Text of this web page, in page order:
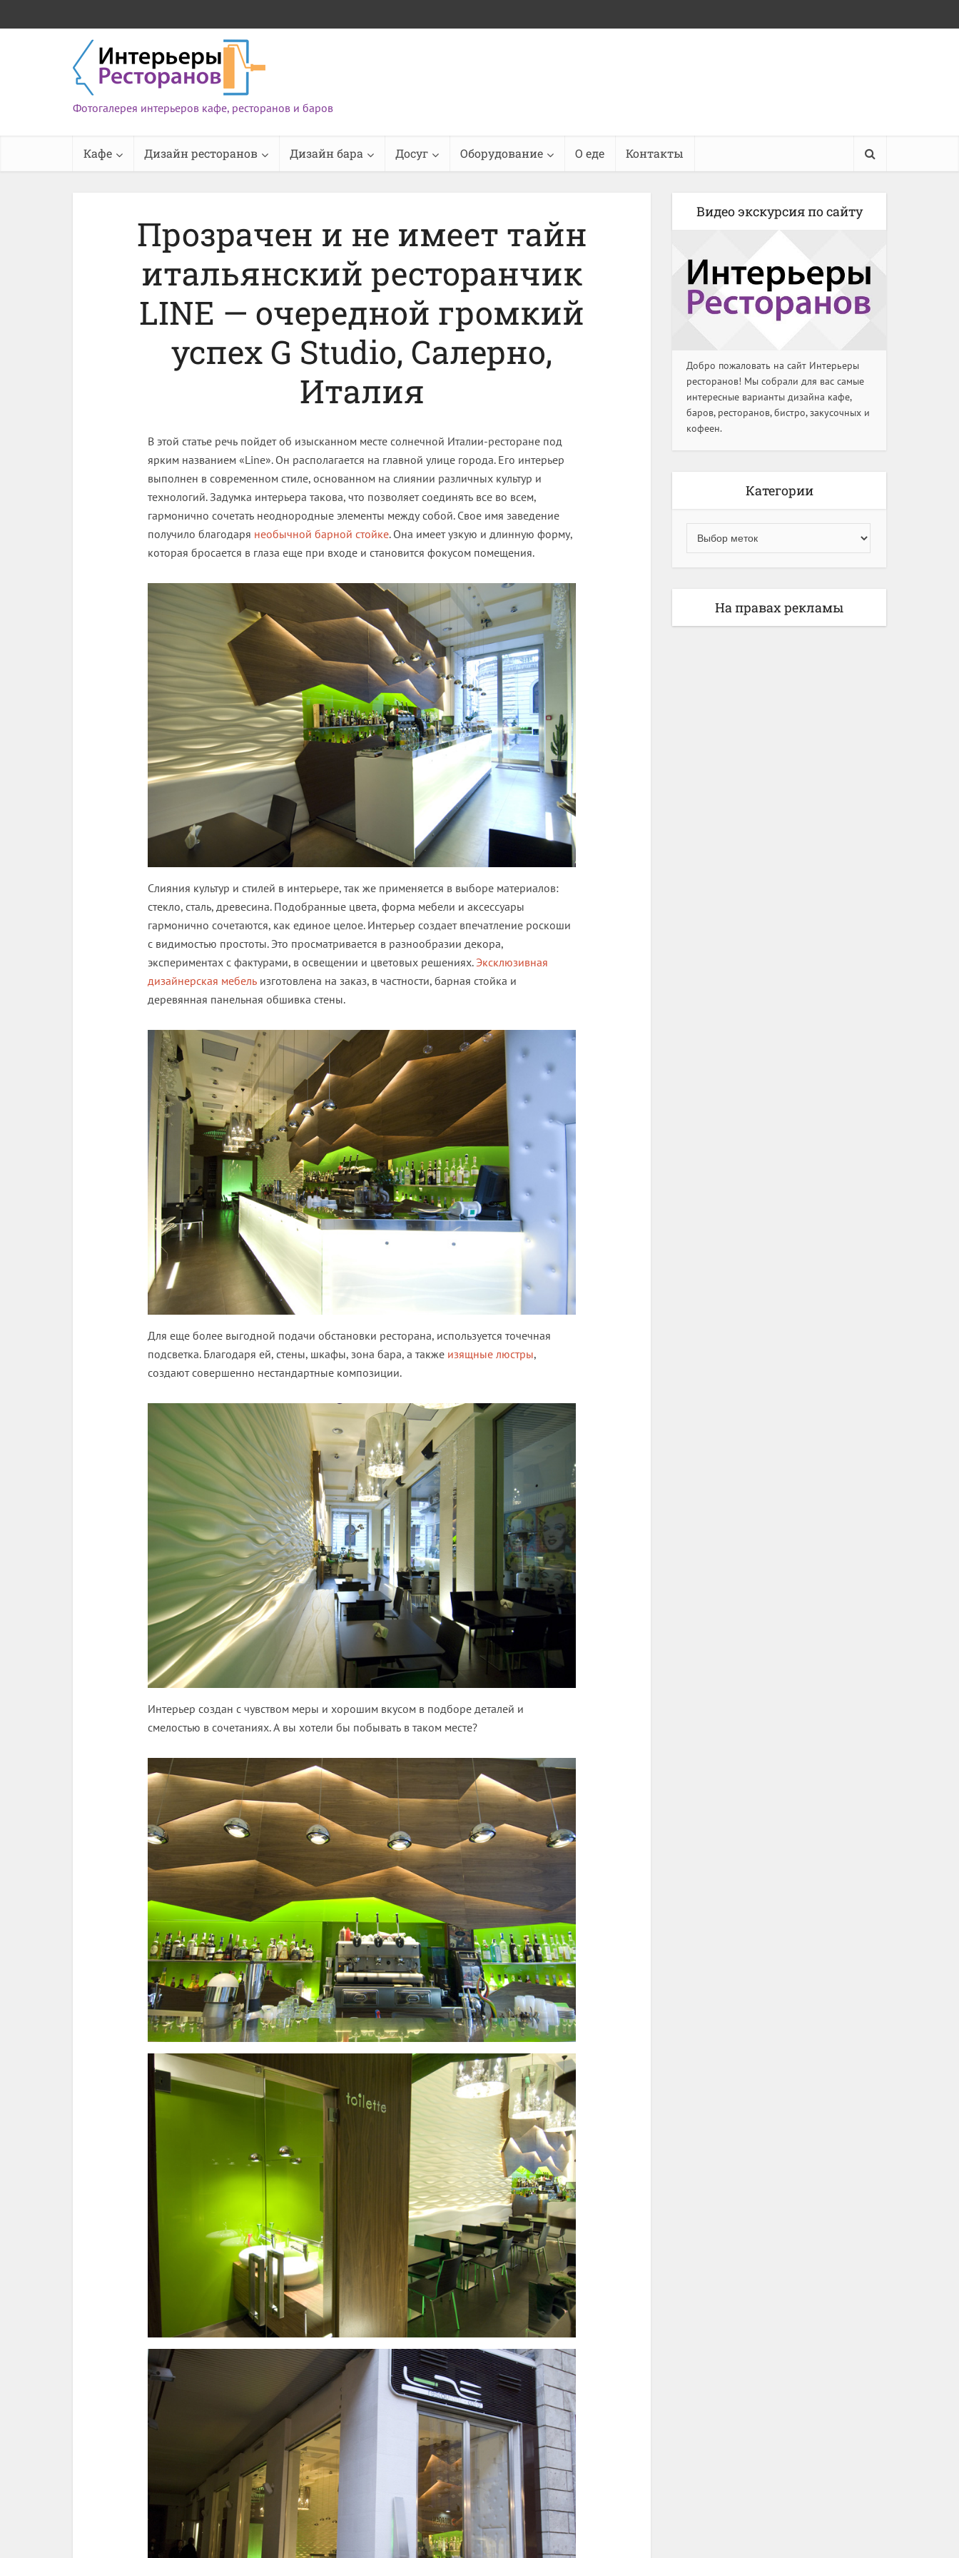
Фотогалерея интерьеров кафе, ресторанов и баров
Кафе Дизайн ресторанов Дизайн бара Досуг Оборудование О еде Контакты
Прозрачен и не имеет тайн
итальянский ресторанчик
LINE — очередной громкий
успех G Studio, Салерно,
Италия
В этой статье речь пойдет об изысканном месте солнечной Италии-ресторане под
ярким названием «Line». Он располагается на главной улице города. Его интерьер
выполнен в современном стиле, основанном на слиянии различных культур и
технологий. Задумка интерьера такова, что позволяет соединять все во всем,
гармонично сочетать неоднородные элементы между собой. Свое имя заведение
получило благодаря необычной барной стойке. Она имеет узкую и длинную форму,
которая бросается в глаза еще при входе и становится фокусом помещения.
Слияния культур и стилей в интерьере, так же применяется в выборе материалов:
стекло, сталь, древесина. Подобранные цвета, форма мебели и аксессуары
гармонично сочетаются, как единое целое. Интерьер создает впечатление роскоши
с видимостью простоты. Это просматривается в разнообразии декора,
экспериментах с фактурами, в освещении и цветовых решениях. Эксклюзивная
дизайнерская мебель изготовлена на заказ, в частности, барная стойка и
деревянная панельная обшивка стены.
Для еще более выгодной подачи обстановки ресторана, используется точечная
подсветка. Благодаря ей, стены, шкафы, зона бара, а также изящные люстры,
создают совершенно нестандартные композиции.
Интерьер создан с чувством меры и хорошим вкусом в подборе деталей и
смелостью в сочетаниях. А вы хотели бы побывать в таком месте?
Видео экскурсия по сайту
Добро пожаловать на сайт Интерьеры
ресторанов! Мы собрали для вас самые
интересные варианты дизайна кафе,
баров, ресторанов, бистро, закусочных и
кофеен.
Категории
На правах рекламы